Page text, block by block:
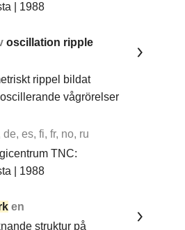
| 1988
oscillation ripple
rippel bildat
vågrörelser
de, es, fi, fr, no, ru
TNC:
| 1988
en
struktur på